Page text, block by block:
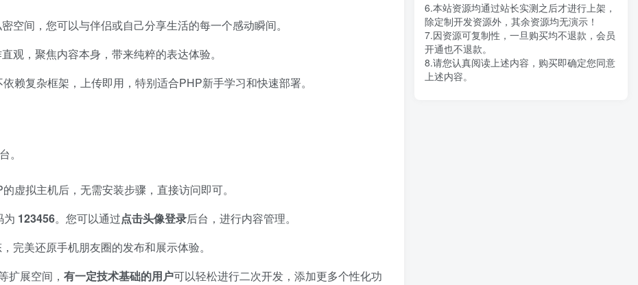
空间，您可以与伴侣或自己分享生活的每一个感动瞬间。
直观，聚焦内容本身，带来纯粹的表达体验。
赖复杂框架，上传即用，特别适合PHP新手学习和快速部署。
。
虚拟主机后，无需安装步骤，直接访问即可。
为 123456。您可以通过点击头像登录后台，进行内容管理。
完美还原手机朋友圈的发布和展示体验。
扩展空间，​ 有一定技术基础的用户可以轻松进行二次开发，添加更多个性化功
6.本站资源均通过站长实测之后才进行上架，
除定制开发资源外，其余资源均无演示！
7.因资源可复制性，一旦购买均不退款，会员
开通也不退款。
8.请您认真阅读上述内容，购买即确定您同意
上述内容。